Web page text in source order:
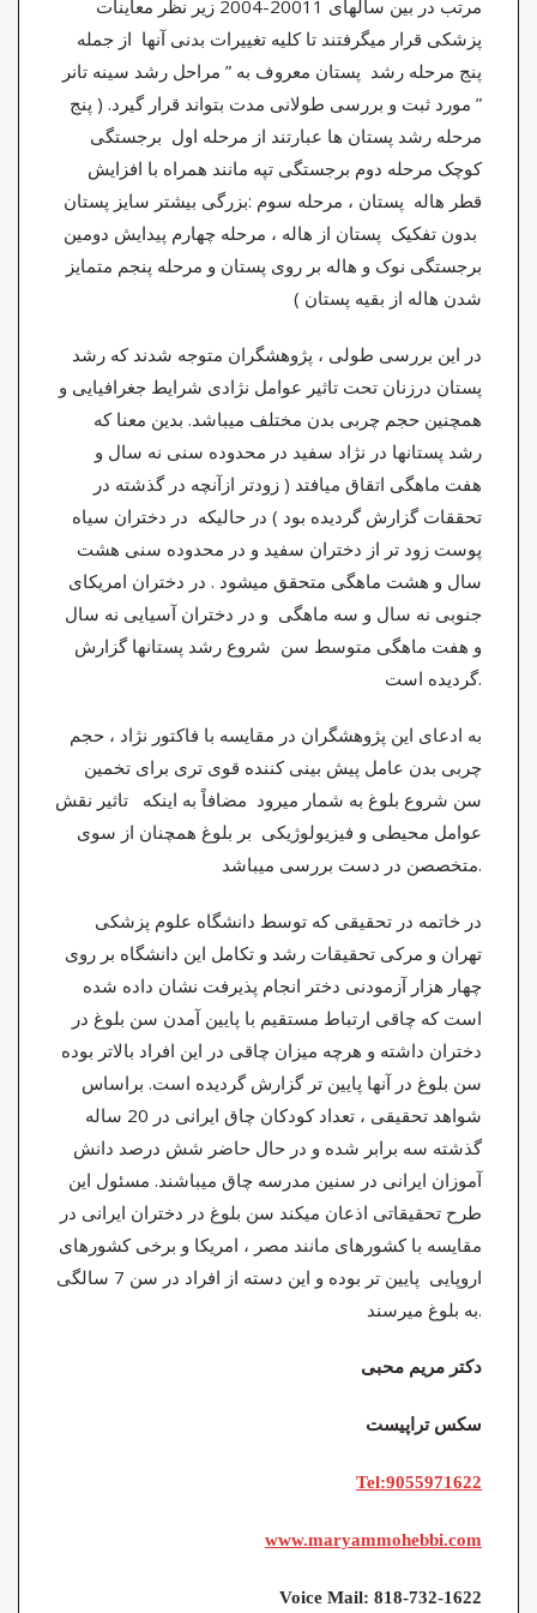
مرتب در بین سالهای 20011-2004 زیر نظر معاینات
پزشکی قرار میگرفتند تا کلیه تغییرات بدنی آنها از جمله
پنج مرحله رشد پستان معروف به ” مراحل رشد سینه تانر
” مورد ثبت و بررسی طولانی مدت بتواند قرار گیرد. ( پنج
مرحله رشد پستان ها عبارتند از مرحله اول برجستگی
کوچک مرحله دوم برجستگی تپه مانند همراه با افزایش
قطر هاله پستان ، مرحله سوم :بزرگی بیشتر سایز پستان
بدون تفکیک پستان از هاله ، مرحله چهارم پیدایش دومین
برجستگی نوک و هاله بر روی پستان و مرحله پنجم متمایز
شدن هاله از بقیه پستان )
در این بررسی طولی ، پژوهشگران متوجه شدند که رشد
پستان درزنان تحت تاثیر عوامل نژادی شرایط جغرافیایی و
همچنین حجم چربی بدن مختلف میباشد. بدین معنا که
رشد پستانها در نژاد سفید در محدوده سنی نه سال و
هفت ماهگی اتقاق میافتد ( زودتر ازآنچه در گذشته در
تحققات گزارش گردیده بود ) در حالیکه در دختران سیاه
پوست زود تر از دختران سفید و در محدوده سنی هشت
سال و هشت ماهگی متحقق میشود . در دختران امریکای
جنوبی نه سال و سه ماهگی و در دختران آسیایی نه سال
و هفت ماهگی متوسط سن شروع رشد پستانها گزارش
گردیده است.
به ادعای این پژوهشگران در مقایسه با فاکتور نژاد ، حجم
چربی بدن عامل پیش بینی کننده قوی تری برای تخمین
سن شروع بلوغ به شمار میرود مضافاً به اینکه تاثیر نقش
عوامل محیطی و فیزیولوژیکی بر بلوغ همچنان از سوی
متخصصن در دست بررسی میباشد.
در خاتمه در تحقیقی که توسط دانشگاه علوم پزشکی
تهران و مرکی تحقیقات رشد و تکامل این دانشگاه بر روی
چهار هزار آزمودنی دختر انجام پذیرفت نشان داده شده
است که چاقی ارتباط مستقیم با پایین آمدن سن بلوغ در
دختران داشته و هرچه میزان چاقی در این افراد بالاتر بوده
سن بلوغ در آنها پایین تر گزارش گردیده است. براساس
شواهد تحقیقی ، تعداد کودکان چاق ایرانی در 20 ساله
گذشته سه برابر شده و در حال حاضر شش درصد دانش
آموزان ایرانی در سنین مدرسه چاق میباشند. مسئول این
طرح تحقیقاتی اذعان میکند سن بلوغ در دختران ایرانی در
مقایسه با کشورهای مانند مصر ، امریکا و برخی کشورهای
اروپایی پایین تر بوده و این دسته از افراد در سن 7 سالگی
به بلوغ میرسند.
دکتر مریم محبی
سکس تراپیست
Tel:9055971622
www.maryammohebbi.com
Voice Mail: 818-732-1622